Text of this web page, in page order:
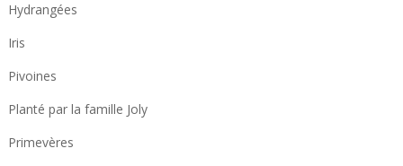
Hydrangées
Iris
Pivoines
Planté par la famille Joly
Primevères